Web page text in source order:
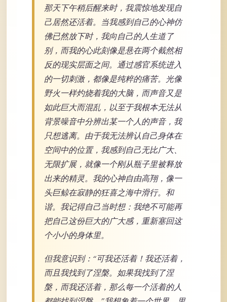
那天下午稍后醒来时，我震惊地发现自
己居然还活着。当我感到自己的心神仿
佛已然放下时，我向自己的人生道了
别，而我的心此刻像是悬在两个截然相
反的现实层面之间。通过感官系统进入
的一切刺激，都像是纯粹的痛苦。光像
野火一样灼烧着我的大脑，而声音又是
如此巨大而混乱，以至于我根本无法从
背景噪音中分辨出某一个人的声音，我
只想逃离。由于我无法辨认自己身体在
空间中的位置，我感到自己无比广大、
无限扩展，就像一个刚从瓶子里被释放
出来的精灵。我的心神自由高翔，像一
头巨鲸在寂静的狂喜之海中滑行。和
谐。我记得自己当时想：我绝不可能再
把自己这份巨大的广大感，重新塞回这
个小小的身体里。
但我意识到：“可我还活着！我还活着，
而且我找到了涅槃。如果我找到了涅
槃，而我还活着，那么每一个活着的人